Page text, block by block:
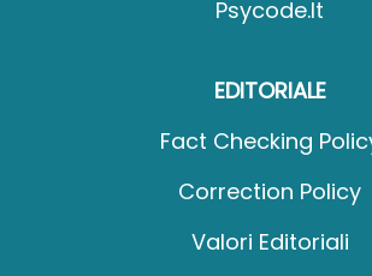
Psycode.it
EDITORIALE
Fact Checking
Correction Policy
Valori Editoriali